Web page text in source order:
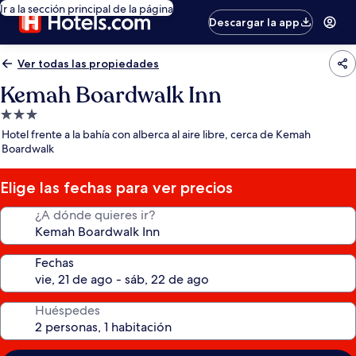
Ir a la sección principal de la página
Descargar la app
Ver todas las propiedades
Kemah Boardwalk Inn
Propiedad
de
3.0
estrellas
Hotel frente a la bahía con alberca al aire libre, cerca de Kemah
Boardwalk
Elige las fechas para ver precios
¿A dónde quieres ir?
Fechas
Huéspedes